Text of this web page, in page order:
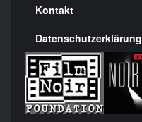
Kontakt
Datenschutzerklärung